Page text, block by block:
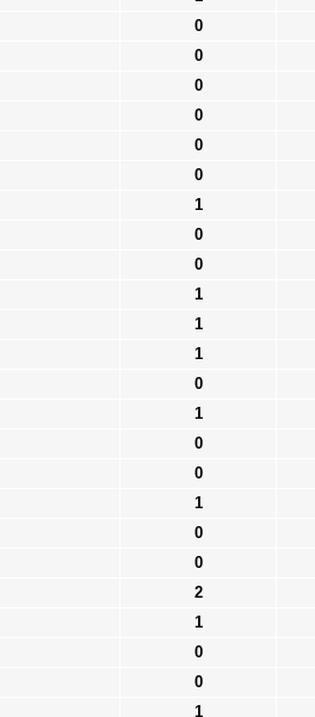
0
0
0
0
0
0
1
0
0
1
1
1
0
1
0
0
1
0
0
2
1
0
0
1